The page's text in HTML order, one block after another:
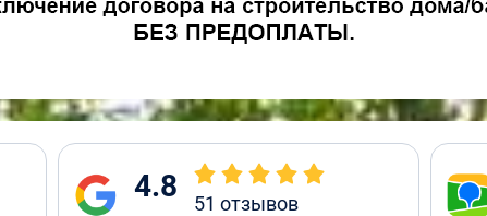
4.8 51 отзывов